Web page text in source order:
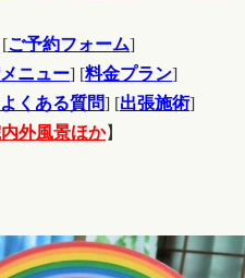
ご予約フォーム]
ニュー] [料金プラン]
よくある質問] [出張施術]
外風景ほか】